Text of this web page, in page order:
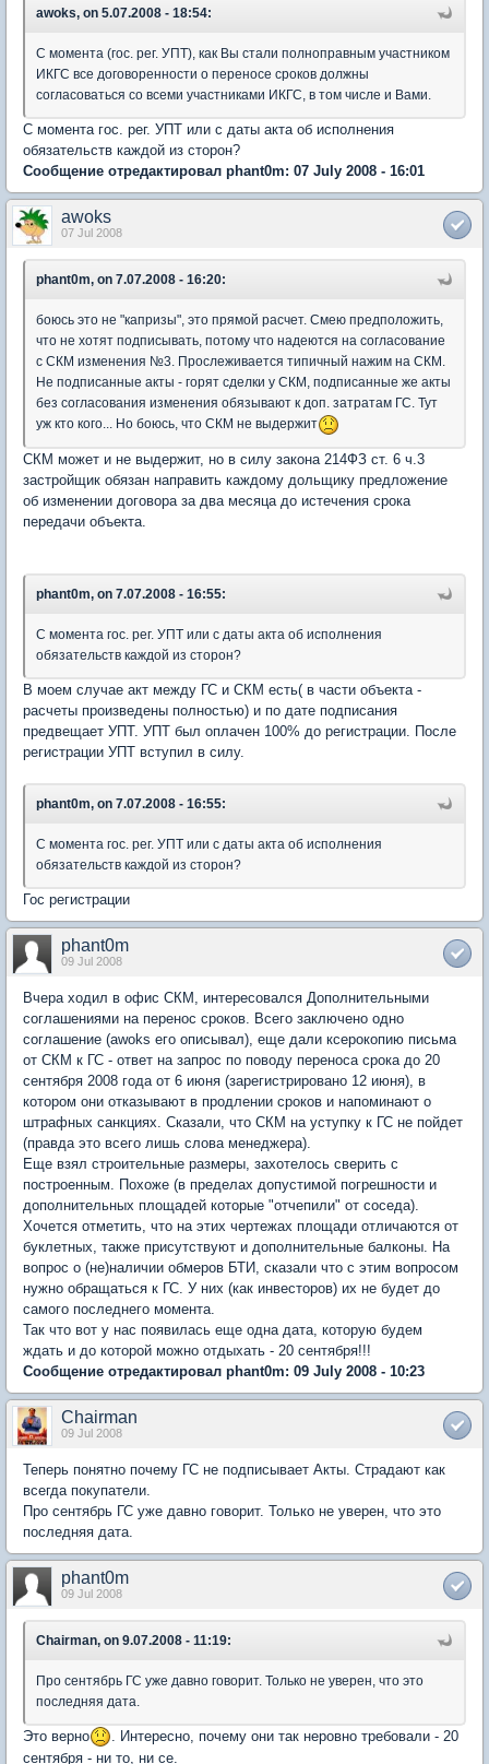
awoks, on 5.07.2008 - 18:54:
С момента (гос. рег. УПТ), как Вы стали полноправным участником
ИКГС все договоренности о переносе сроков должны
согласоваться со всеми участниками ИКГС, в том числе и Вами.
С момента гос. рег. УПТ или с даты акта об исполнения
обязательств каждой из сторон?
Сообщение отредактировал phant0m: 07 July 2008 - 16:01
awoks
07 Jul 2008
phant0m, on 7.07.2008 - 16:20:
боюсь это не "капризы", это прямой расчет. Смею предположить,
что не хотят подписывать, потому что надеются на согласование
с СКМ изменения №3. Прослеживается типичный нажим на СКМ.
Не подписанные акты - горят сделки у СКМ, подписанные же акты
без согласования изменения обязывают к доп. затратам ГС. Тут
уж кто кого... Но боюсь, что СКМ не выдержит
СКМ может и не выдержит, но в силу закона 214ФЗ ст. 6 ч.3
застройщик обязан направить каждому дольщику предложение
об изменении договора за два месяца до истечения срока
передачи объекта.
phant0m, on 7.07.2008 - 16:55:
С момента гос. рег. УПТ или с даты акта об исполнения
обязательств каждой из сторон?
В моем случае акт между ГС и СКМ есть( в части объекта -
расчеты произведены полностью) и по дате подписания
предвещает УПТ. УПТ был оплачен 100% до регистрации. После
регистрации УПТ вступил в силу.
phant0m, on 7.07.2008 - 16:55:
С момента гос. рег. УПТ или с даты акта об исполнения
обязательств каждой из сторон?
Гос регистрации
phant0m
09 Jul 2008
Вчера ходил в офис СКМ, интересовался Дополнительными
соглашениями на перенос сроков. Всего заключено одно
соглашение (awoks его описывал), еще дали ксерокопию письма
от СКМ к ГС - ответ на запрос по поводу переноса срока до 20
сентября 2008 года от 6 июня (зарегистрировано 12 июня), в
котором они отказывают в продлении сроков и напоминают о
штрафных санкциях. Сказали, что СКМ на уступку к ГС не пойдет
(правда это всего лишь слова менеджера).
Еще взял строительные размеры, захотелось сверить с
построенным. Похоже (в пределах допустимой погрешности и
дополнительных площадей которые "отчепили" от соседа).
Хочется отметить, что на этих чертежах площади отличаются от
буклетных, также присутствуют и дополнительные балконы. На
вопрос о (не)наличии обмеров БТИ, сказали что с этим вопросом
нужно обращаться к ГС. У них (как инвесторов) их не будет до
самого последнего момента.
Так что вот у нас появилась еще одна дата, которую будем
ждать и до которой можно отдыхать - 20 сентября!!!
Сообщение отредактировал phant0m: 09 July 2008 - 10:23
Chairman
09 Jul 2008
Теперь понятно почему ГС не подписывает Акты. Страдают как
всегда покупатели.
Про сентябрь ГС уже давно говорит. Только не уверен, что это
последняя дата.
phant0m
09 Jul 2008
Chairman, on 9.07.2008 - 11:19:
Про сентябрь ГС уже давно говорит. Только не уверен, что это
последняя дата.
Это верно
. Интересно, почему они так неровно требовали - 20
сентября - ни то, ни се.